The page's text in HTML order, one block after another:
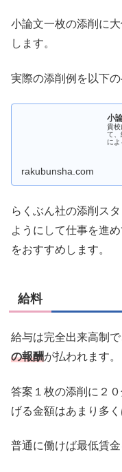
小論文一枚の添削に
します。
実際の添削例を以下
小
貴校
て、
に
rakubunsha.com
らくぶん社の添削ス
ようにして仕事を進
をおすすめします。
給料
給与は完全出来高制で
の報酬が払われます。
答案１枚の添削に２
げる金額はあまり多く
普通に働けば最低賃